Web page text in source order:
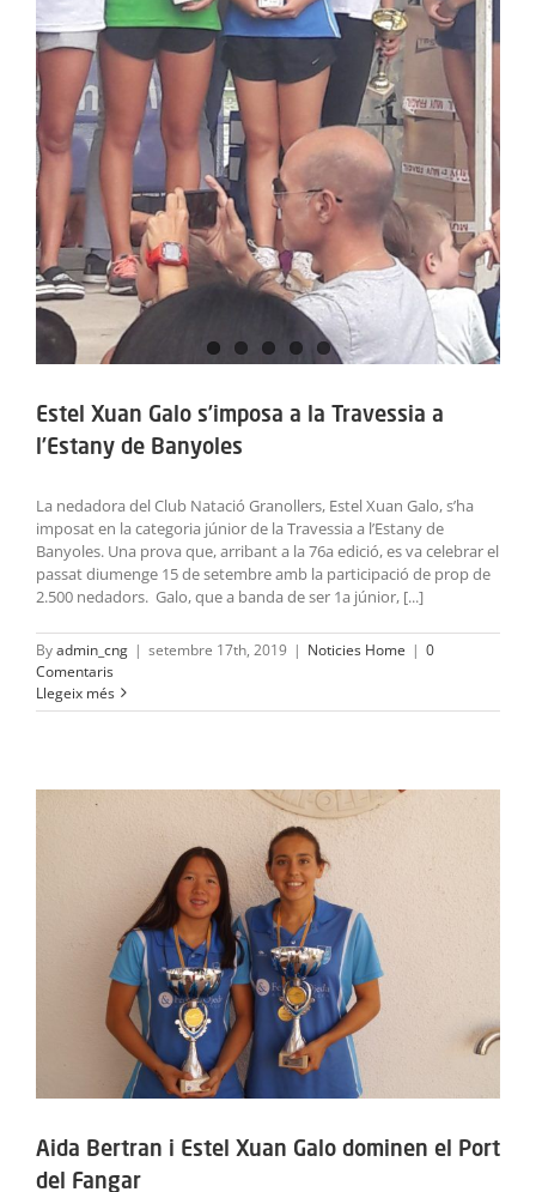
Estel Xuan Galo s’imposa a la Travessia a
l’Estany de Banyoles
La nedadora del Club Natació Granollers, Estel Xuan Galo, s’ha
imposat en la categoria júnior de la Travessia a l’Estany de
Banyoles. Una prova que, arribant a la 76a edició, es va celebrar el
passat diumenge 15 de setembre amb la participació de prop de
2.500 nedadors. Galo, que a banda de ser 1a júnior, [...]
Byadmin_cng | setembre 17th, 2019 | Noticies Home | 0
Comentaris
Llegeix més
Aida Bertran i Estel Xuan Galo dominen el Port
del Fangar